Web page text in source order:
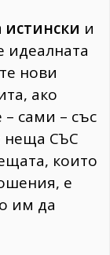
истински и
идеалната
нови
ако
сами – със
неща СЪС
които
е
им да